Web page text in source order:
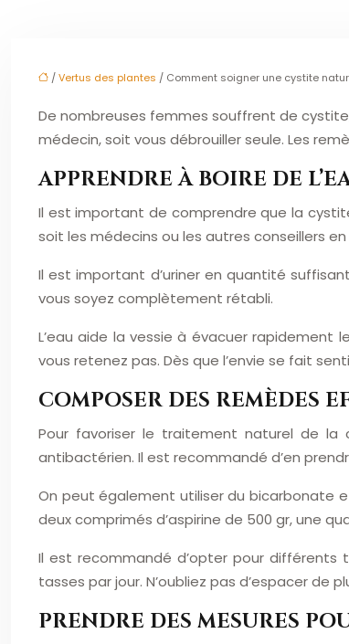
/Vertus des plantes / Comment soigner une cystite
De nombreuses femmes souffrent de
médecin, soit vous débrouiller seule. Les
APPRENDRE À BOIRE DE
Il est important de comprendre que la
soit les médecins ou les autres conseillers
Il est important d’uriner en quantité
vous soyez complètement rétabli.
L’eau aide la vessie à évacuer rapidement
vous retenez pas. Dès que l’envie se fait
COMPOSER DES REMÈDES
Pour favoriser le traitement naturel de la
antibactérien. Il est recommandé d’en
On peut également utiliser du bicarbonate
deux comprimés d’aspirine de 500 gr, une
Il est recommandé d’opter pour différents
tasses par jour. N’oubliez pas d’espacer de
PRENDRE DES MESURES